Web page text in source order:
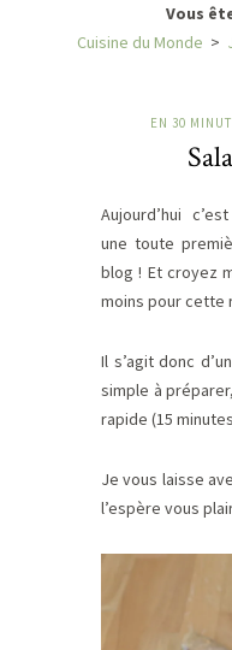
Vous
Cuisine du Monde >
EN 30
Aujourd’hui
une toute
blog ! Et croyez
moins pour cette
Il s’agit donc
simple à
rapide (15
Je vous laisse
l’espère vous